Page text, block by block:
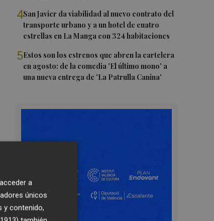
4San Javier da viabilidad al nuevo contrato del
transporte urbano y a un hotel de cuatro
estrellas en La Manga con 324 habitaciones
5Estos son los estrenos que abren la cartelera
en agosto: de la comedia 'El último mono' a
una nueva entrega de 'La Patrulla Canina'
a
únicos
y contenido,